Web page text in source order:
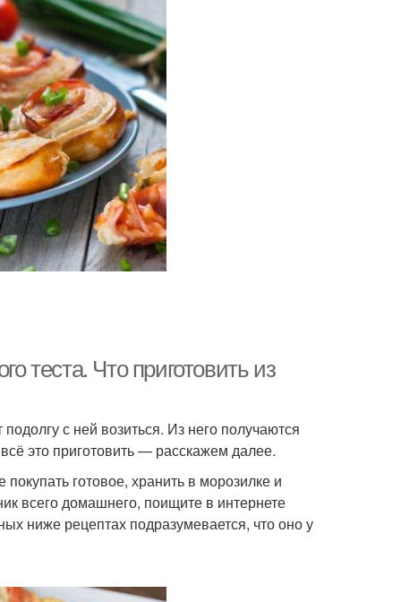
теста. Что приготовить из
с ней возиться. Из него получаются
это приготовить — расскажем далее.
готовое, хранить в морозилке и
всего домашнего, поищите в интернете
ниже рецептах подразумевается, что оно у